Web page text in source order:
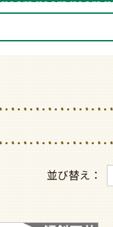
並び替え